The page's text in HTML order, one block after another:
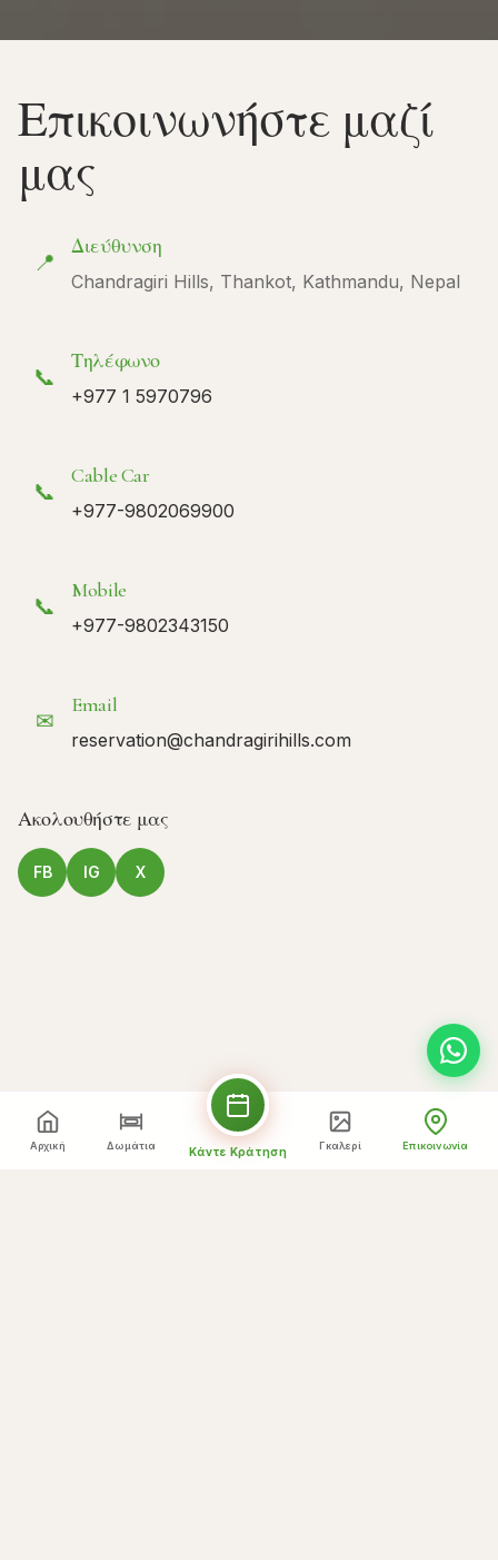
Επικοινωνήστε μαζί
μας
📍
Διεύθυνση
Chandragiri Hills, Thankot, Kathmandu, Nepal
📞
Τηλέφωνο
+977 1 5970796
📞
Cable Car
+977-9802069900
📞
Mobile
+977-9802343150
✉
Email
reservation@chandragirihills.com
Ακολουθήστε μας
FB IG X
Αρχική Δωμάτια Κάντε Κράτηση Γκαλερί Επικοινωνία